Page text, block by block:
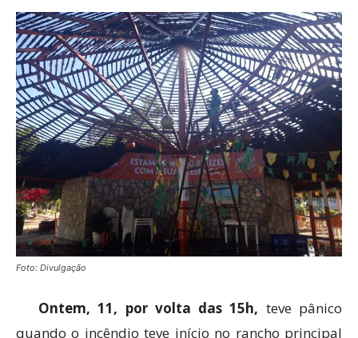
Foto: Divulgação
Ontem, 11, por volta das 15h, teve pânico
quando o incêndio teve início no rancho principal